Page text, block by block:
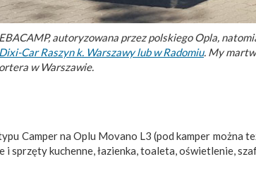
autoryzowana przez polskiego Opla,
Car Raszyn k. Warszawy lub w Radomiu. My
w Warszawie.
Camper na Oplu Movano L3 (pod kamper można
i sprzęty kuchenne, łazienka, toaleta, oświetlenie,